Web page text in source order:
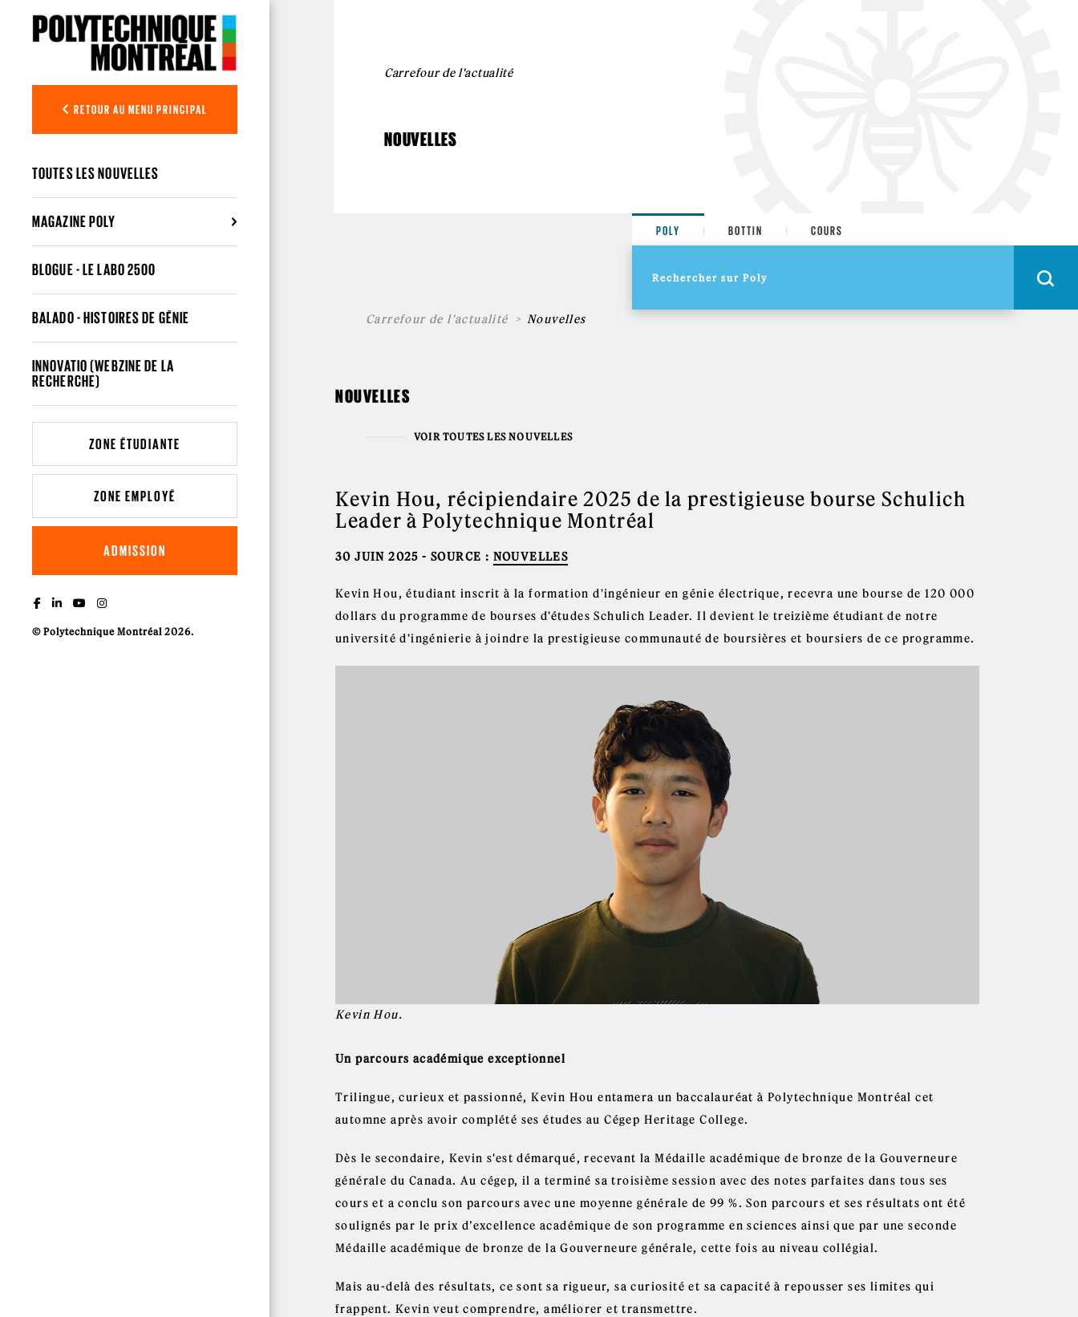
RETOUR AU MENU PRINCIPAL
TOUTES LES NOUVELLES
MAGAZINE POLY
BLOGUE - LE LABO 2500
BALADO - HISTOIRES DE GÉNIE
INNOVATIO (WEBZINE DE LA
RECHERCHE)
ZONE ÉTUDIANTE
ZONE EMPLOYÉ
ADMISSION
© Polytechnique Montréal 2026.
Carrefour de l'actualité
NOUVELLES
POLY BOTTIN COURS
Carrefour de l'actualité Nouvelles
NOUVELLES
Kevin Hou, récipiendaire 2025 de la prestigieuse bourse Schulich
Leader à Polytechnique Montréal
30 JUIN 2025 - SOURCE : NOUVELLES
Kevin Hou, étudiant inscrit à la formation d'ingénieur en génie électrique, recevra une bourse de 120 000
dollars du programme de bourses d'études Schulich Leader. Il devient le treizième étudiant de notre
université d'ingénierie à joindre la prestigieuse communauté de boursières et boursiers de ce programme.
Kevin Hou.
Un parcours académique exceptionnel
Trilingue, curieux et passionné, Kevin Hou entamera un baccalauréat à Polytechnique Montréal cet
automne après avoir complété ses études au Cégep Heritage College.
Dès le secondaire, Kevin s'est démarqué, recevant la Médaille académique de bronze de la Gouverneure
générale du Canada. Au cégep, il a terminé sa troisième session avec des notes parfaites dans tous ses
cours et a conclu son parcours avec une moyenne générale de 99 %. Son parcours et ses résultats ont été
soulignés par le prix d’excellence académique de son programme en sciences ainsi que par une seconde
Médaille académique de bronze de la Gouverneure générale, cette fois au niveau collégial.
Mais au-delà des résultats, ce sont sa rigueur, sa curiosité et sa capacité à repousser ses limites qui
frappent. Kevin veut comprendre, améliorer et transmettre.
VOIR TOUTES LES NOUVELLES